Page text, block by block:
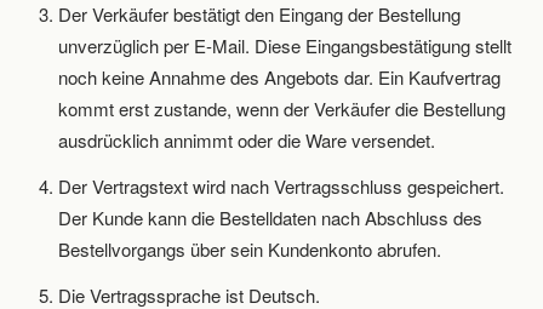
Der Verkäufer bestätigt den Eingang der Bestellung
unverzüglich per E-Mail. Diese Eingangsbestätigung stellt
noch keine Annahme des Angebots dar. Ein Kaufvertrag
kommt erst zustande, wenn der Verkäufer die Bestellung
ausdrücklich annimmt oder die Ware versendet.
Der Vertragstext wird nach Vertragsschluss gespeichert.
Der Kunde kann die Bestelldaten nach Abschluss des
Bestellvorgangs über sein Kundenkonto abrufen.
Die Vertragssprache ist Deutsch.